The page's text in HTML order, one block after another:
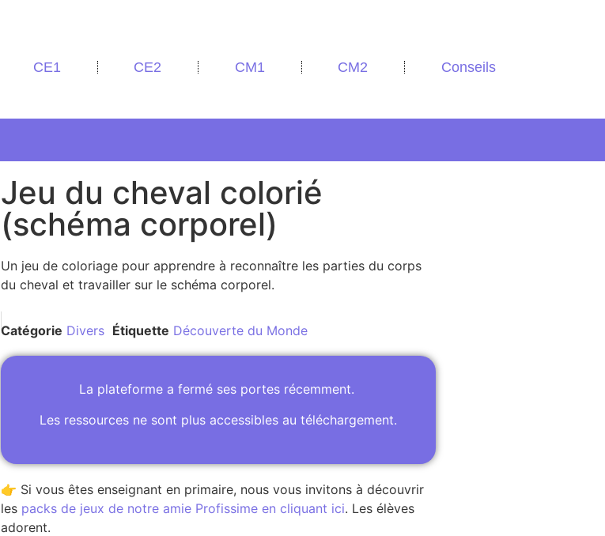
CE1 CE2 CM1 CM2 Conseils
Jeu du cheval colorié
(schéma corporel)
Un jeu de coloriage pour apprendre à reconnaître les parties du corps
du cheval et travailler sur le schéma corporel.
Catégorie Divers Étiquette Découverte du Monde
La plateforme a fermé ses portes récemment.
Les ressources ne sont plus accessibles au téléchargement.
👉 Si vous êtes enseignant en primaire, nous vous invitons à découvrir
les packs de jeux de notre amie Profissime en cliquant ici. Les élèves
adorent.